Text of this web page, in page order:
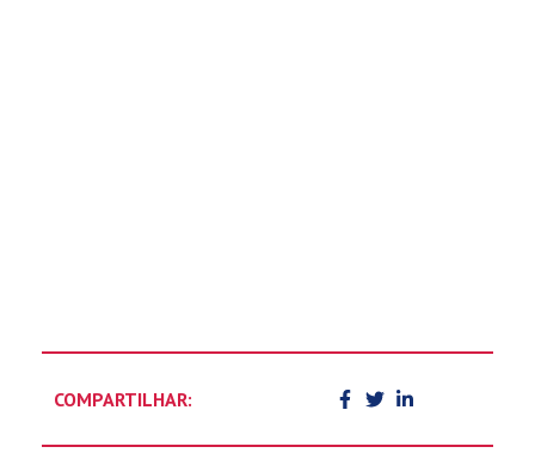
COMPARTILHAR: